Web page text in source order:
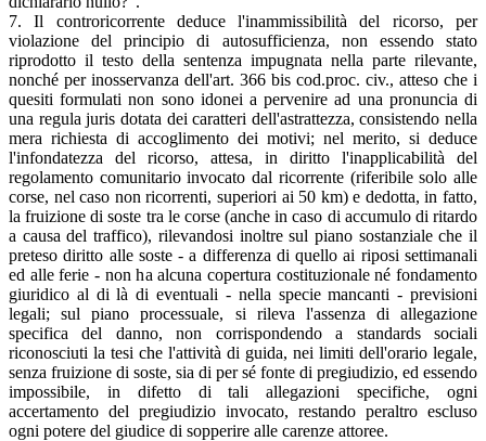
7. Il controricorrente deduce l'inammissibilità del ricorso, per
violazione del principio di autosufficienza, non essendo stato
riprodotto il testo della sentenza impugnata nella parte rilevante,
nonché per inosservanza dell'art. 366 bis cod.proc. civ., atteso che i
quesiti formulati non sono idonei a pervenire ad una pronuncia di
una regula juris dotata dei caratteri dell'astrattezza, consistendo nella
mera richiesta di accoglimento dei motivi; nel merito, si deduce
l'infondatezza del ricorso, attesa, in diritto l'inapplicabilità del
regolamento comunitario invocato dal ricorrente (riferibile solo alle
corse, nel caso non ricorrenti, superiori ai 50 km) e dedotta, in fatto,
la fruizione di soste tra le corse (anche in caso di accumulo di ritardo
a causa del traffico), rilevandosi inoltre sul piano sostanziale che il
preteso diritto alle soste - a differenza di quello ai riposi settimanali
ed alle ferie - non ha alcuna copertura costituzionale né fondamento
giuridico al di là di eventuali - nella specie mancanti - previsioni
legali; sul piano processuale, si rileva l'assenza di allegazione
specifica del danno, non corrispondendo a standards sociali
riconosciuti la tesi che l'attività di guida, nei limiti dell'orario legale,
senza fruizione di soste, sia di per sé fonte di pregiudizio, ed essendo
impossibile, in difetto di tali allegazioni specifiche, ogni
accertamento del pregiudizio invocato, restando peraltro escluso
ogni potere del giudice di sopperire alle carenze attoree.